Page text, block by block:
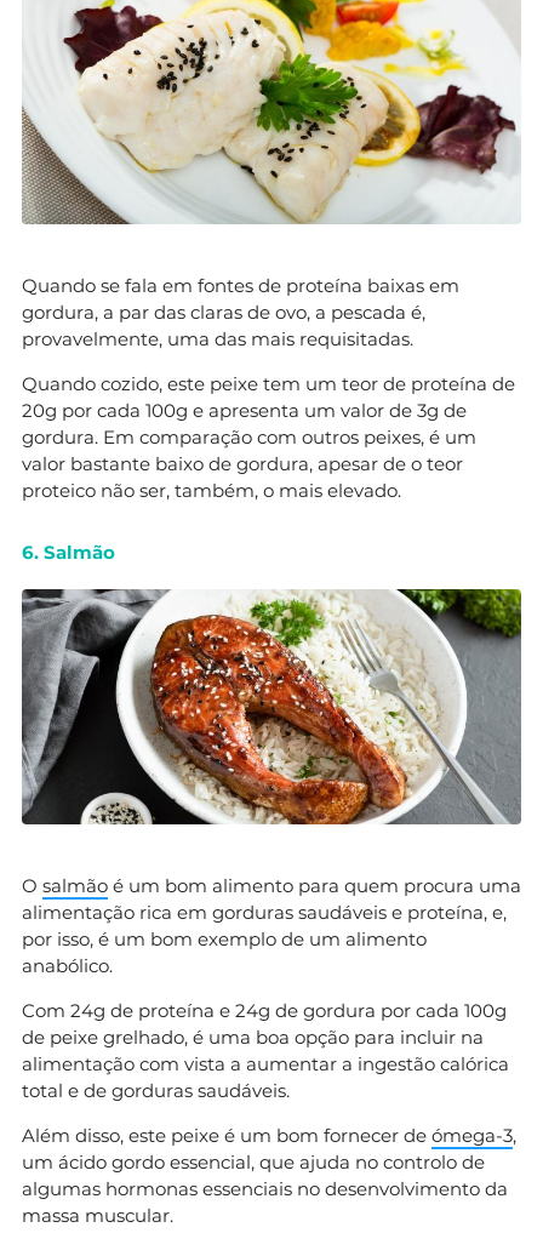
Quando se fala em fontes de proteína baixas em
gordura, a par das claras de ovo, a pescada é,
provavelmente, uma das mais requisitadas.
Quando cozido, este peixe tem um teor de proteína de
20g por cada 100g e apresenta um valor de 3g de
gordura. Em comparação com outros peixes, é um
valor bastante baixo de gordura, apesar de o teor
proteico não ser, também, o mais elevado.
6. Salmão
O salmão é um bom alimento para quem procura uma
alimentação rica em gorduras saudáveis e proteína, e,
por isso, é um bom exemplo de um alimento
anabólico.
Com 24g de proteína e 24g de gordura por cada 100g
de peixe grelhado, é uma boa opção para incluir na
alimentação com vista a aumentar a ingestão calórica
total e de gorduras saudáveis.
Além disso, este peixe é um bom fornecer de ómega-3,
um ácido gordo essencial, que ajuda no controlo de
algumas hormonas essenciais no desenvolvimento da
massa muscular.